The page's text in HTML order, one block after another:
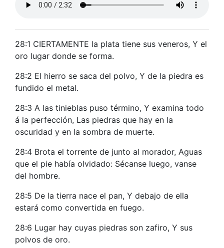
28:1 CIERTAMENTE la plata tiene sus veneros, Y el
oro lugar donde se forma.
28:2 El hierro se saca del polvo, Y de la piedra es
fundido el metal.
28:3 A las tinieblas puso término, Y examina todo
á la perfección, Las piedras que hay en la
oscuridad y en la sombra de muerte.
28:4 Brota el torrente de junto al morador, Aguas
que el pie había olvidado: Sécanse luego, vanse
del hombre.
28:5 De la tierra nace el pan, Y debajo de ella
estará como convertida en fuego.
28:6 Lugar hay cuyas piedras son zafiro, Y sus
polvos de oro.